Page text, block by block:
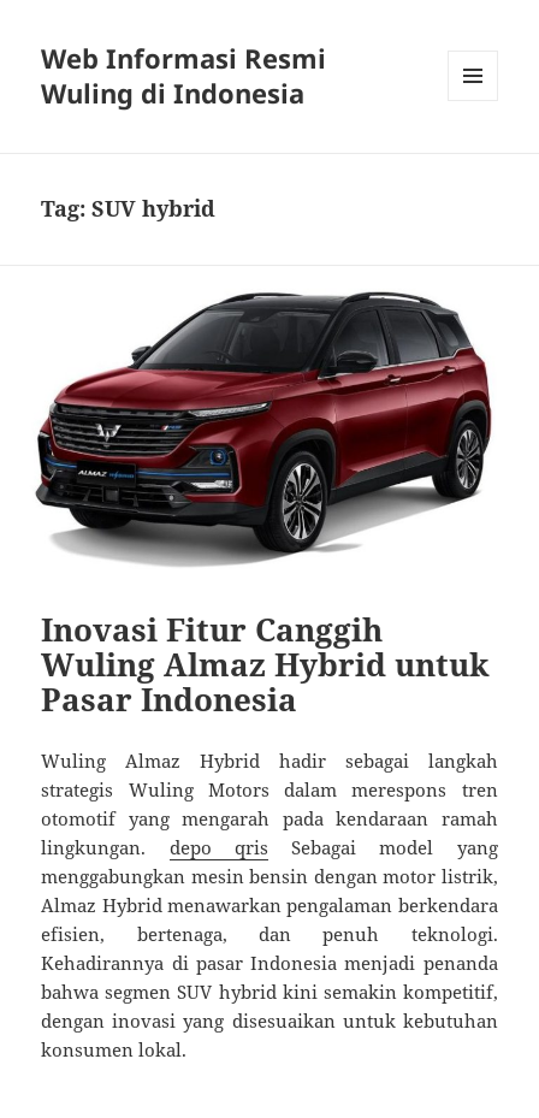
Web Informasi Resmi
Wuling di Indonesia
Tag:SUV hybrid
Inovasi Fitur Canggih
Wuling Almaz Hybrid untuk
Pasar Indonesia
Wuling Almaz Hybrid hadir sebagai langkah
strategis Wuling Motors dalam merespons tren
otomotif yang mengarah pada kendaraan ramah
lingkungan. depo qris Sebagai model yang
menggabungkan mesin bensin dengan motor listrik,
Almaz Hybrid menawarkan pengalaman berkendara
efisien, bertenaga, dan penuh teknologi.
Kehadirannya di pasar Indonesia menjadi penanda
bahwa segmen SUV hybrid kini semakin kompetitif,
dengan inovasi yang disesuaikan untuk kebutuhan
konsumen lokal.